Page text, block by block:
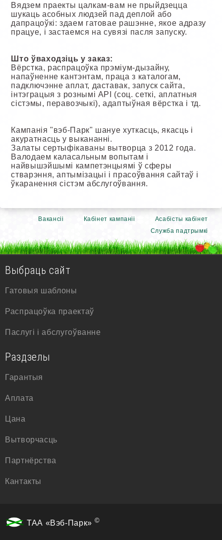
Вядзем праекты цалкам-вам не прыйдзецца
шукаць асобных людзей пад деплой або
дапрацоўкі: здаем гатовае рашэнне, якое адразу
працуе, і застаемся на сувязі пасля запуску.
Што ўваходзіць у заказ:
Вёрстка, распрацоўка прэміум-дызайну,
напаўненне кантэнтам, праца з каталогам,
падключэнне аплат, даставак, запуск сайта,
інтэграцыя з рознымі API (соц. сеткі, аплатныя
сістэмы, перавозчыкі), адаптыўная вёрстка і тд.
Кампанія "вэб-Парк" шануе хуткасць, якасць і
акуратнасць у выкананні.
Залаты сертыфікаваны вытворца з 2012 года.
Валодаем каласальным вопытам і
найвышэйшымі кампетэнцыямі ў сферы
стварэння, аптымізацыі і прасоўвання сайтаў і
ўкаранення сістэм абслугоўвання.
Вакансіі Кабінет кампаніі
Асабісты кабінет
Служба падтрымкі
Выбраць сайт
Гатовыя шаблоны
Распрацоўка праектаў
Паслугі і абслугоўванне
Раздзелы
Гарантыя
Аплата
Цана
Вытворчасць
Партнёрства
Кантакты
ТАА «Вэб-Парк» ©